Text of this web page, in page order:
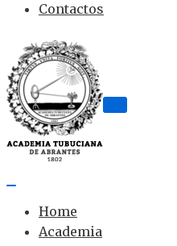
Contactos
Home
Academia